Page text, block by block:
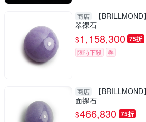
商店
【
翠祼石
$1,158,300 75折
限時下殺 券
商店
【
面祼石
$466,830 75折